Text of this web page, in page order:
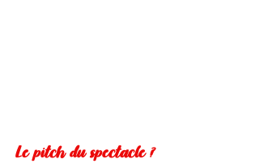
Le pitch du spectacle ?